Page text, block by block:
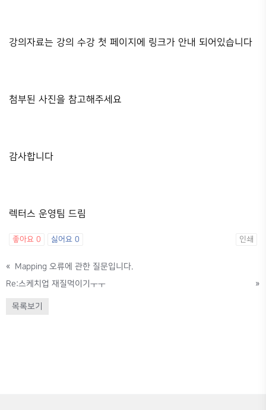
강의자료는 강의 수강 첫 페이지에 링크가 안내 되어있습니다
첨부된 사진을 참고해주세요
감사합니다
렉터스 운영팀 드림
좋아요 0 싫어요 0 인쇄
« Mapping 오류에 관한 질문입니다.
Re:스케치업 재질먹이기ㅜㅜ
»
목록보기